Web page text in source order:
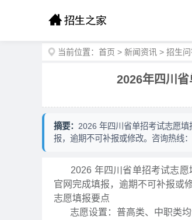
当前位置： 首页 > 新闻资讯 > 招生
2026年四川
摘要： 2026 年四川省单招考试志愿
报，逾期不可补报或修改。咨询热线
2026 年四川省单招考试志愿
官网完成填报，逾期不可补报或修
志愿填报要点
志愿设置：普高类、中职类均